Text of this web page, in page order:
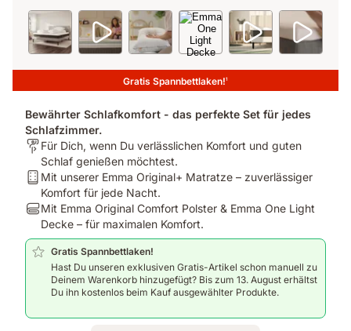
Gratis Spannbettlaken!1
Bewährter Schlafkomfort - das perfekte Set für jedes
Schlafzimmer.
Für
wen
ist
bestimmt?:
Dich,
wenn
verlässlichen
und
Für Dich, wenn Du verlässlichen Komfort und guten
Schlaf genießen möchtest.
Bundle
Mattress:
unserer
Emma
Original+
Matratze
zuverlässiger
Mit unserer Emma Original+ Matratze – zuverlässiger
Komfort für jede Nacht.
Bundle
Pillow:
Mit
Emma
Original
Polster
Mit Emma Original Comfort Polster & Emma One Light
Decke – für maximalen Komfort.
Gratis Spannbettlaken!
Hast Du unseren exklusiven Gratis-Artikel schon manuell zu
Deinem Warenkorb hinzugefügt? Bis zum 13. August erhältst
Du ihn kostenlos beim Kauf ausgewählter Produkte.